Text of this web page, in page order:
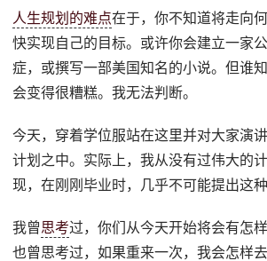
人生规划的难点在于，你不知道将走向
快实现自己的目标。或许你会建立一家
症，或撰写一部美国知名的小说。但谁
会变得很糟糕。我无法判断。
今天，穿着学位服站在这里并对大家演
计划之中。实际上，我从没有过伟大的
现，在刚刚毕业时，几乎不可能提出这种
我曾思考过，你们从今天开始将会有怎
也曾思考过，如果重来一次，我会怎样